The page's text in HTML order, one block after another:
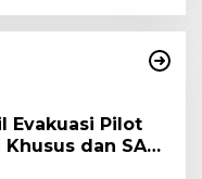
Evakuasi Pilot
dan SAR